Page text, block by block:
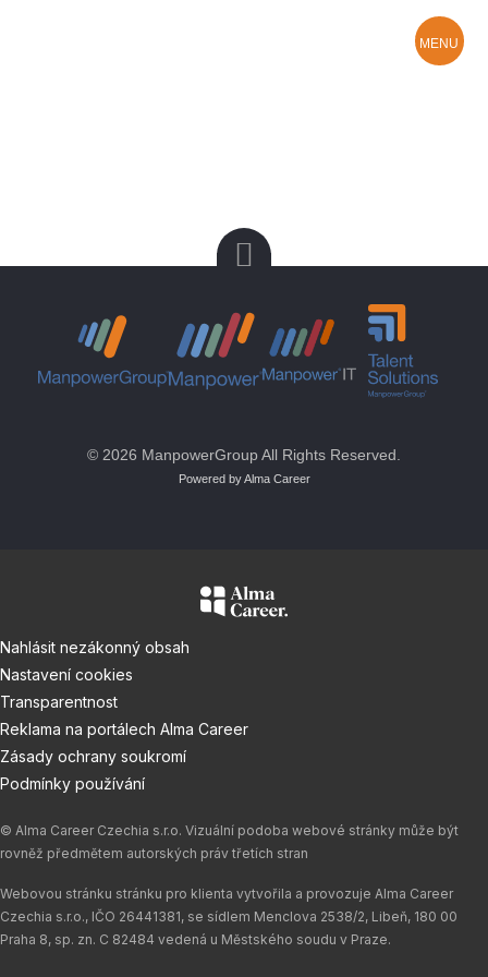
MENU
© 2026 ManpowerGroup All Rights Reserved.
Powered by Alma Career
Nahlásit nezákonný obsah
Nastavení cookies
Transparentnost
Reklama na portálech Alma Career
Zásady ochrany soukromí
Podmínky používání
© Alma Career Czechia s.r.o. Vizuální podoba webové stránky může být
rovněž předmětem autorských práv třetích stran
Webovou stránku stránku pro klienta vytvořila a provozuje Alma Career
Czechia s.r.o., IČO 26441381, se sídlem Menclova 2538/2, Libeň, 180 00
Praha 8, sp. zn. C 82484 vedená u Městského soudu v Praze.